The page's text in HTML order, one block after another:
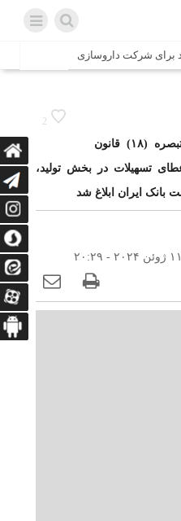
مفید برای شرکت داروسازی
ایران در اسلام
ایران و پاکستان با
رسیده است
ایرانی در بندر کراچی
2
اصلاحیه دستورالعمل اجرایی تبصره (۱۸) قانون
زمینه اعطای تسهیلات در بخش تولید،
بانک ایران ابلاغ شد